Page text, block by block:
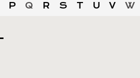
P Q R S T U V W